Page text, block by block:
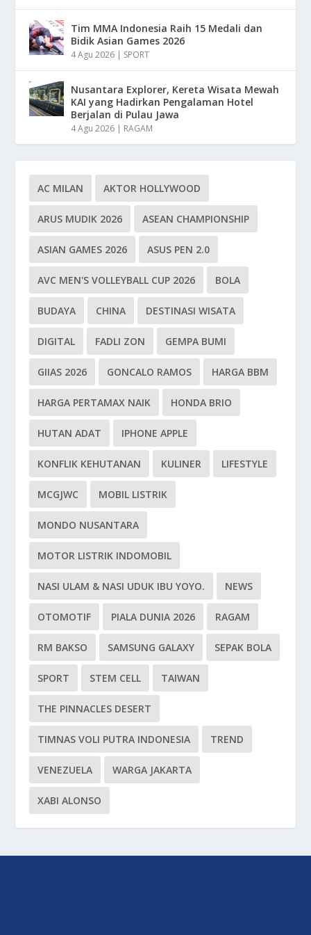
Tim MMA Indonesia Raih 15 Medali dan
Bidik Asian Games 2026
4 Agu 2026 | SPORT
Nusantara Explorer, Kereta Wisata Mewah
KAI yang Hadirkan Pengalaman Hotel
Berjalan di Pulau Jawa
4 Agu 2026 | RAGAM
AC MILAN AKTOR HOLLYWOOD
ARUS MUDIK 2026 ASEAN CHAMPIONSHIP
ASIAN GAMES 2026 ASUS PEN 2.0
AVC MEN'S VOLLEYBALL CUP 2026 BOLA
BUDAYA CHINA DESTINASI WISATA
DIGITAL FADLI ZON GEMPA BUMI
GIIAS 2026 GONCALO RAMOS HARGA BBM
HARGA PERTAMAX NAIK HONDA BRIO
HUTAN ADAT IPHONE APPLE
KONFLIK KEHUTANAN KULINER LIFESTYLE
MCGJWC MOBIL LISTRIK
MONDO NUSANTARA
MOTOR LISTRIK INDOMOBIL
NASI ULAM & NASI UDUK IBU YOYO. NEWS
OTOMOTIF PIALA DUNIA 2026 RAGAM
RM BAKSO SAMSUNG GALAXY SEPAK BOLA
SPORT STEM CELL TAIWAN
THE PINNACLES DESERT
TIMNAS VOLI PUTRA INDONESIA TREND
VENEZUELA WARGA JAKARTA
XABI ALONSO